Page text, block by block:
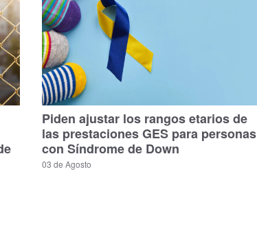
Piden ajustar los rangos etarios de
las prestaciones GES para personas
con Síndrome de Down
03 de Agosto